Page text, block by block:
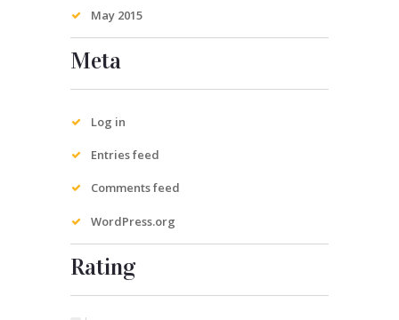
May 2015
Meta
Log in
Entries feed
Comments feed
WordPress.org
Rating